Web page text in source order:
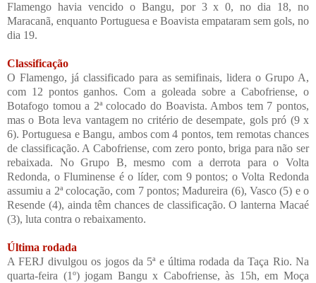
Flamengo havia vencido o Bangu, por 3 x 0, no dia 18, no
Maracanã, enquanto Portuguesa e Boavista empataram sem gols, no
dia 19.
Classificação
O Flamengo, já classificado para as semifinais, lidera o Grupo A,
com 12 pontos ganhos. Com a goleada sobre a Cabofriense, o
Botafogo tomou a 2ª colocado do Boavista. Ambos tem 7 pontos,
mas o Bota leva vantagemno critério de desempate, gols pró (9 x
6). Portuguesa e Bangu, ambos com 4 pontos, tem remotas chances
de classificação. A Cabofriense, com zero ponto, briga para não ser
rebaixada. No Grupo B, mesmo com a derrota para o Volta
Redonda, o Fluminense é o líder, com 9 pontos; o Volta Redonda
assumiu a 2ª colocação, com 7 pontos; Madureira (6), Vasco (5) e o
Resende (4), ainda têm chances de classificação. O lanterna Macaé
(3), luta contra o rebaixamento.
Última rodada
A FERJ divulgou os jogos da 5ª e última rodada da Taça Rio. Na
quarta-feira (1º) jogam Bangu x Cabofriense, às 15h, em Moça